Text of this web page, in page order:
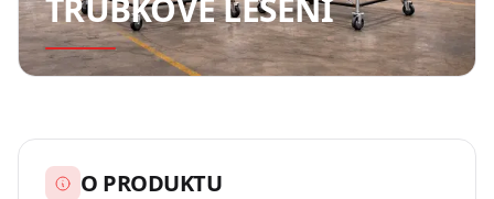
řezivo
Objednávky
FAQ
O
NÁS
nás
KONFIGURÁTORY
TRUBKOVÉ LEŠENÍ
O PRODUKTU